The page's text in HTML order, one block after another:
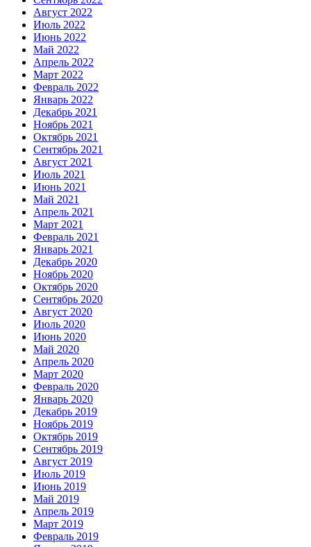
Август 2022
Июль 2022
Июнь 2022
Май 2022
Апрель 2022
Март 2022
Февраль 2022
Январь 2022
Декабрь 2021
Ноябрь 2021
Октябрь 2021
Сентябрь 2021
Август 2021
Июль 2021
Июнь 2021
Май 2021
Апрель 2021
Март 2021
Февраль 2021
Январь 2021
Декабрь 2020
Ноябрь 2020
Октябрь 2020
Сентябрь 2020
Август 2020
Июль 2020
Июнь 2020
Май 2020
Апрель 2020
Март 2020
Февраль 2020
Январь 2020
Декабрь 2019
Ноябрь 2019
Октябрь 2019
Сентябрь 2019
Август 2019
Июль 2019
Июнь 2019
Май 2019
Апрель 2019
Март 2019
Февраль 2019